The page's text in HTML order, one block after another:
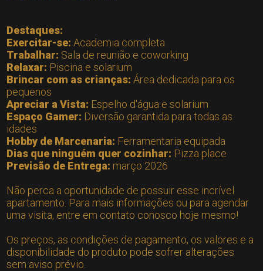
Destaques:
Exercitar-se: Academia completa
Trabalhar: Sala de reunião e coworking
Relaxar: Piscina e solarium
Brincar com as crianças: Área dedicada para os
pequenos
Apreciar a Vista: Espelho d'água e solarium
Espaço Gamer: Diversão garantida para todas as
idades
Hobby de Marcenaria: Ferramentaria equipada
Dias que ninguém quer cozinhar: Pizza place
Previsão de Entrega: março 2026
Não perca a oportunidade de possuir esse incrível
apartamento. Para mais informações ou para agendar
uma visita, entre em contato conosco hoje mesmo!
Os preços, as condições de pagamento, os valores e a
disponibilidade do produto pode sofrer alterações
sem aviso prévio.